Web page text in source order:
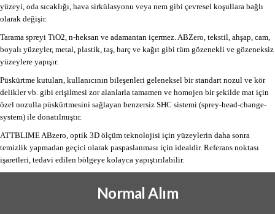
yüzeyi, oda sıcaklığı, hava sirkülasyonu veya nem gibi çevresel koşullara bağlı
olarak değişir.
Tarama spreyi TiO2, n-heksan ve adamantan içermez. ABZero, tekstil, ahşap, cam,
boyalı yüzeyler, metal, plastik, taş, harç ve kağıt gibi tüm gözenekli ve gözeneksiz
yüzeylere yapışır.
Püskürtme kutuları, kullanıcının bileşenleri geleneksel bir standart nozul ve kör
delikler vb. gibi erişilmesi zor alanlarla tamamen ve homojen bir şekilde mat için
özel nozulla püskürtmesini sağlayan benzersiz SHC sistemi (sprey-head-change-
system) ile donatılmıştır.
ATTBLIME ABzero, optik 3D ölçüm teknolojisi için yüzeylerin daha sonra
temizlik yapmadan geçici olarak paspaslanması için idealdir. Referans noktası
işaretleri, tedavi edilen bölgeye kolayca yapıştırılabilir.
Normal Alım